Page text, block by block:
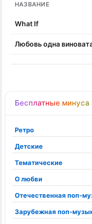
Бесплатные минуса
Ретро
Детские
Тематические
О любви
Отечественная поп-
Зарубежная поп-
НАЗВАНИЕ
What If
Любовь одна